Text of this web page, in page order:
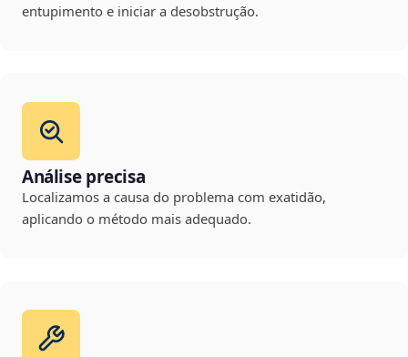
entupimento e iniciar a desobstrução.
Análise precisa
Localizamos a causa do problema com exatidão,
aplicando o método mais adequado.